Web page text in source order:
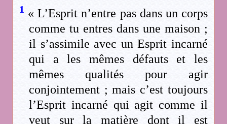
1 « L’Esprit n’entre pas dans un corps
comme tu entres dans une maison ;
il s’assimile avec un Esprit incarné
qui a les mêmes défauts et les
mêmes qualités pour agir
conjointement ; mais c’est toujours
l’Esprit incarné qui agit comme il
veut sur la matière dont il est